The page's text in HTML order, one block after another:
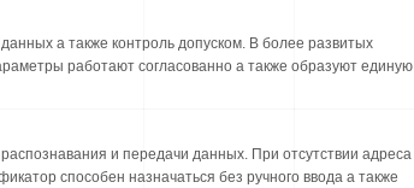
а также контроль допуском. В более развитых
работают согласованно а также образуют единую
и передачи данных. При отсутствии адреса
способен назначаться без ручного ввода а также